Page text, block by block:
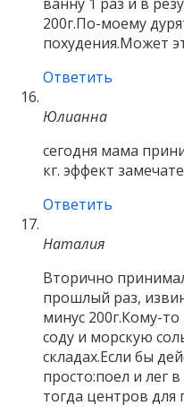
200г.По-моему
похудения.Может
Ответить
Юлианна
сегодня мама
кг. эффект
Ответить
Наталия
Вторично
прошлый раз,
минус 200г.Кому-
соду и морскую
складах.Если бы
просто:поел и лег
тогда центров для